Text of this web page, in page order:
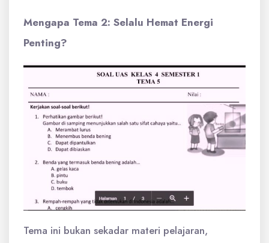
Mengapa Tema 2: Selalu Hemat Energi
Penting?
Tema ini bukan sekadar materi pelajaran,